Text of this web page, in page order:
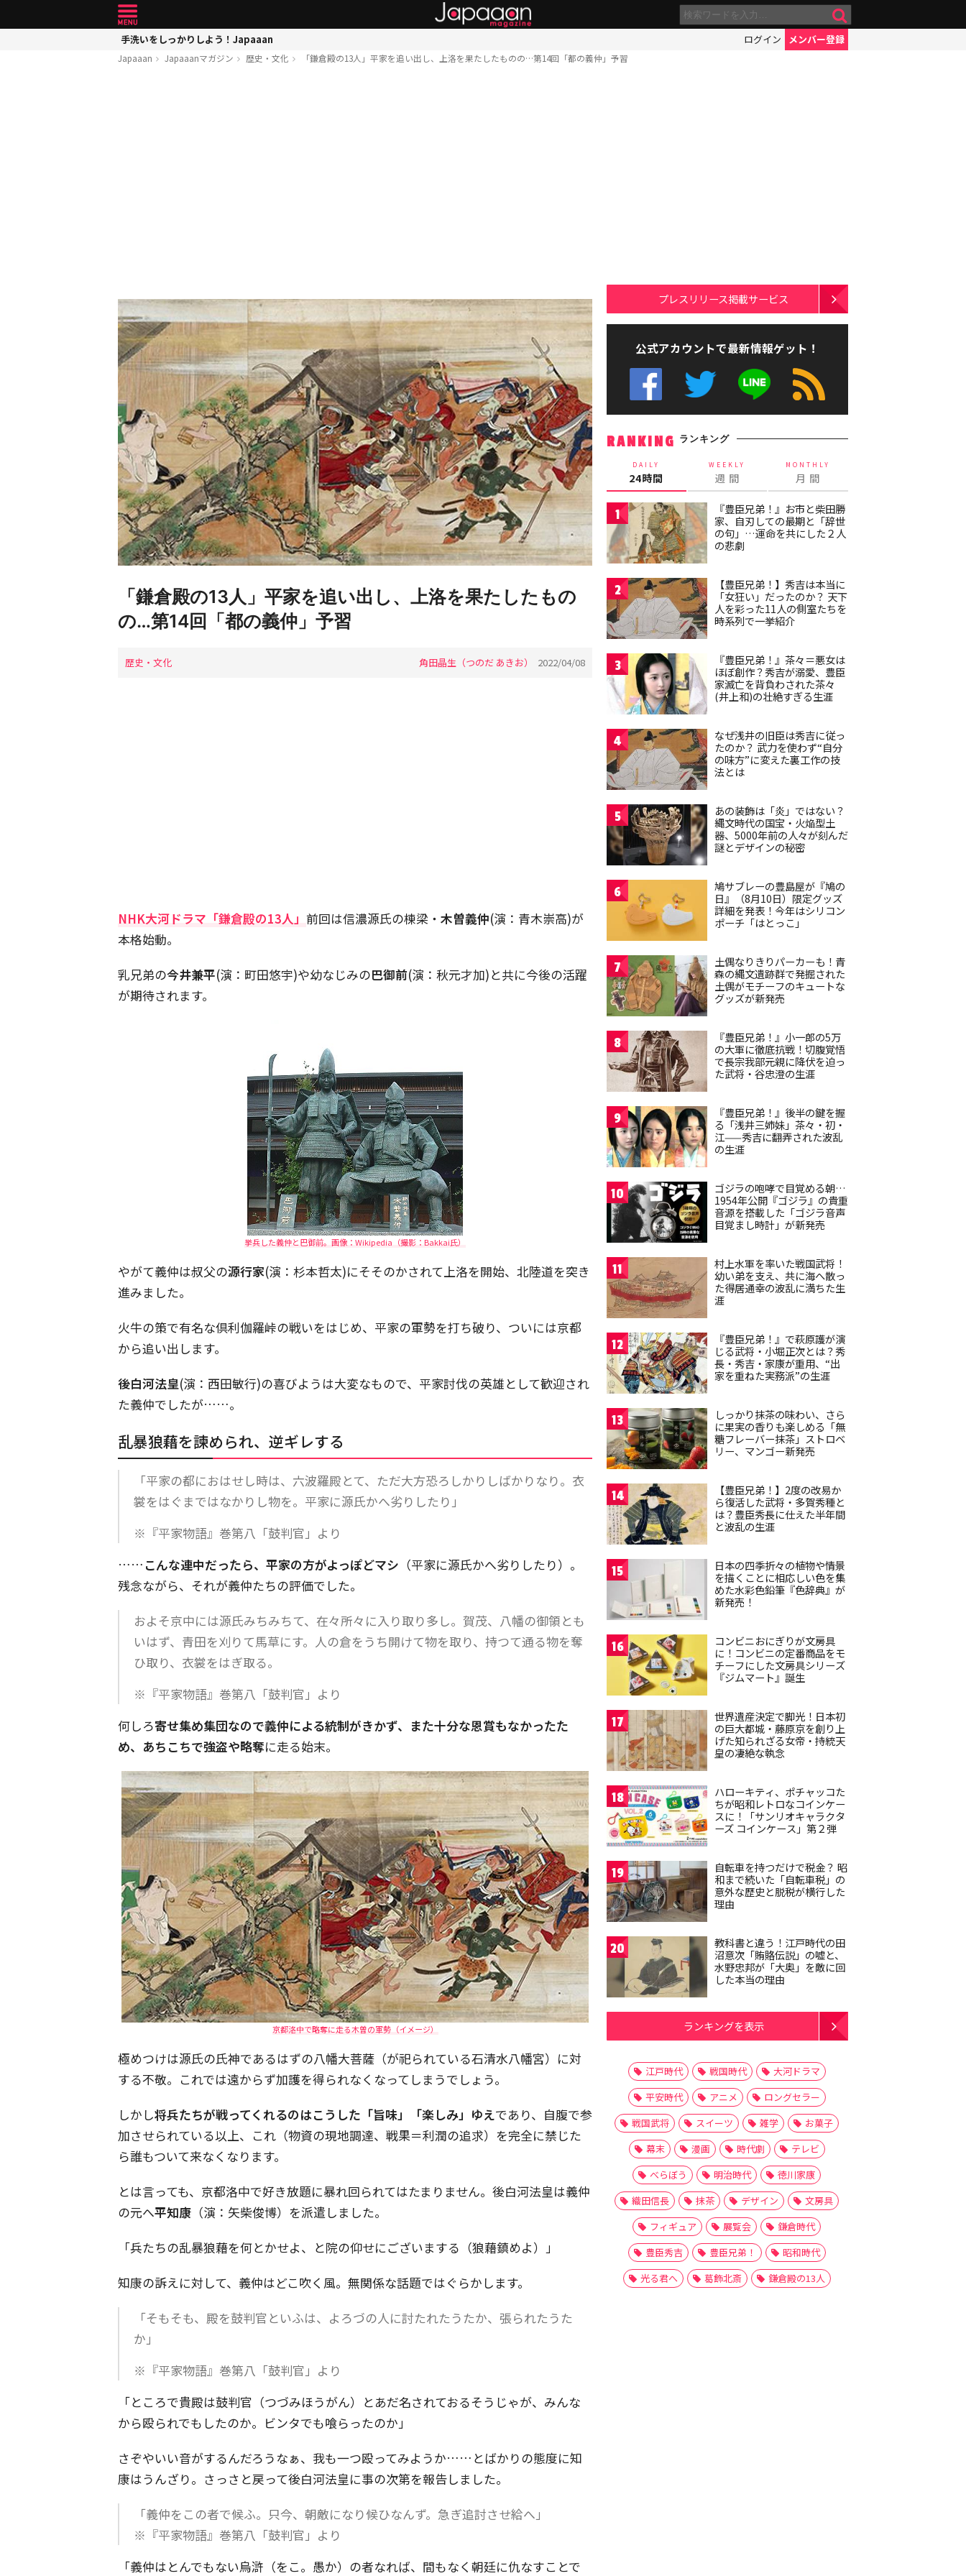
手洗いをしっかりしよう！Japaaan ログイン メンバー登録
Japaaan Japaaanマガジン 歴史・文化 「鎌倉殿の13人」平家を追い出し、上洛を果たしたものの…第14回「都の義仲」予習
「鎌倉殿の13人」平家を追い出し、上洛を果たしたもの
の…第14回「都の義仲」予習
歴史・文化 角田晶生（つのだ あきお） 2022/04/08
NHK大河ドラマ「鎌倉殿の13人」 前回は信濃源氏の棟梁・ 木曽義仲(演：青木崇高)が
本格始動。
乳兄弟の今井兼平(演：町田悠宇)や幼なじみの巴御前(演：秋元才加)と共に今後の活躍
が期待されます。
挙兵した義仲と巴御前。画像：Wikipedia（撮影：Bakkai氏）
やがて義仲は叔父の源行家(演：杉本哲太)にそそのかされて上洛を開始、北陸道を突き
進みました。
火牛の策で有名な倶利伽羅峠の戦いをはじめ、平家の軍勢を打ち破り、ついには京都
から追い出します。
後白河法皇(演：西田敏行)の喜びようは大変なもので、平家討伐の英雄として歓迎され
た義仲でしたが……。
乱暴狼藉を諫められ、逆ギレする
「平家の都におはせし時は、六波羅殿とて、ただ大方恐ろしかりしばかりなり。衣
裳をはぐまではなかりし物を。平家に源氏かへ劣りしたり」
※『平家物語』巻第八「鼓判官」より
…… こんな連中だったら、平家の方がよっぽどマシ （平家に源氏かへ劣りしたり）。
残念ながら、それが義仲たちの評価でした。
およそ京中には源氏みちみちて、在々所々に入り取り多し。賀茂、八幡の御領とも
いはず、青田を刈りて馬草にす。人の倉をうち開けて物を取り、持つて通る物を奪
ひ取り、衣裳をはぎ取る。
※『平家物語』巻第八「鼓判官」より
何しろ寄せ集め集団なので義仲による統制がきかず、また十分な恩賞もなかったた
め、あちこちで強盗や略奪に走る始末。
京都洛中で略奪に走る木曽の軍勢（イメージ）
極めつけは源氏の氏神であるはずの八幡大菩薩（が祀られている石清水八幡宮）に対
する不敬。これでは遠からず加護を得られなくなってしまうでしょう。
しかし将兵たちが戦ってくれるのはこうした「旨味」「楽しみ」ゆえであり、自腹で参
加させられている以上、これ（物資の現地調達、戦果＝利潤の追求）を完全に禁じた
ら誰もついて来なくなります。
とは言っても、京都洛中で好き放題に暴れ回られてはたまりません。後白河法皇は義仲
の元へ平知康 （演：矢柴俊博）を派遣しました。
「兵たちの乱暴狼藉を何とかせよ、と院の仰せにございまする（狼藉鎮めよ）」
知康の訴えに対して、義仲はどこ吹く風。無関係な話題ではぐらかします。
「そもそも、殿を鼓判官といふは、よろづの人に討たれたうたか、張られたうた
か」
※『平家物語』巻第八「鼓判官」より
「ところで貴殿は鼓判官（つづみほうがん）とあだ名されておるそうじゃが、みんな
から殴られでもしたのか。ビンタでも喰らったのか」
さぞやいい音がするんだろうなぁ、我も一つ殴ってみようか……とばかりの態度に知
康はうんざり。さっさと戻って後白河法皇に事の次第を報告しました。
「義仲をこの者で候ふ。只今、朝敵になり候ひなんず。急ぎ追討させ給へ」
※『平家物語』巻第八「鼓判官」より
「義仲はとんでもない烏滸（をこ。愚か）の者なれば、間もなく朝廷に仇なすことで
プレスリリース掲載サービス
公式アカウントで最新情報ゲット！
RANKING ランキング
DAILY
24時間
WEEKLY
週 間
MONTHLY
月 間
1
『豊臣兄弟！』お市と柴田勝
家、自刃しての最期と「辞世
の句」…運命を共にした２人
の悲劇
2
【豊臣兄弟！】秀吉は本当に
「女狂い」だったのか？ 天下
人を彩った11人の側室たちを
時系列で一挙紹介
3
『豊臣兄弟！』茶々＝悪女は
ほぼ創作？秀吉が溺愛、豊臣
家滅亡を背負わされた茶々
(井上和)の壮絶すぎる生涯
4
なぜ浅井の旧臣は秀吉に従っ
たのか？ 武力を使わず“自分
の味方”に変えた裏工作の技
法とは
5
あの装飾は「炎」ではない？
縄文時代の国宝・火焔型土
器、5000年前の人々が刻んだ
謎とデザインの秘密
6
鳩サブレーの豊島屋が『鳩の
日』（8月10日）限定グッズ
詳細を発表！今年はシリコン
ポーチ「はとっこ」
7
土偶なりきりパーカーも！青
森の縄文遺跡群で発掘された
土偶がモチーフのキュートな
グッズが新発売
8
『豊臣兄弟！』小一郎の5万
の大軍に徹底抗戦！切腹覚悟
で長宗我部元親に降伏を迫っ
た武将・谷忠澄の生涯
9
『豊臣兄弟！』後半の鍵を握
る「浅井三姉妹」茶々・初・
江——秀吉に翻弄された波乱
の生涯
10
ゴジラの咆哮で目覚める朝…
1954年公開『ゴジラ』の貴重
音源を搭載した「ゴジラ音声
目覚まし時計」が新発売
11
村上水軍を率いた戦国武将！
幼い弟を支え、共に海へ散っ
た得居通幸の波乱に満ちた生
涯
12
『豊臣兄弟！』で萩原護が演
じる武将・小堀正次とは？秀
長・秀吉・家康が重用、“出
家を重ねた実務派”の生涯
13
しっかり抹茶の味わい、さら
に果実の香りも楽しめる「無
糖フレーバー抹茶」ストロベ
リー、マンゴー新発売
14
【豊臣兄弟！】2度の改易か
ら復活した武将・多賀秀種と
は？豊臣秀長に仕えた半年間
と波乱の生涯
15
日本の四季折々の植物や情景
を描くことに相応しい色を集
めた水彩色鉛筆『色辞典』が
新発売！
16
コンビニおにぎりが文房具
に！コンビニの定番商品をモ
チーフにした文房具シリーズ
『ジムマート』誕生
17
世界遺産決定で脚光！日本初
の巨大都城・藤原京を創り上
げた知られざる女帝・持統天
皇の凄絶な執念
18
ハローキティ、ポチャッコた
ちが昭和レトロなコインケー
スに！「サンリオキャラクタ
ーズ コインケース」第２弾
19
自転車を持つだけで税金？ 昭
和まで続いた「自転車税」の
意外な歴史と脱税が横行した
理由
20
教科書と違う！江戸時代の田
沼意次「賄賂伝説」の嘘と、
水野忠邦が「大奥」を敵に回
した本当の理由
ランキングを表示
江戸時代 戦国時代
大河ドラマ
平安時代
アニメ
ロングセラー
戦国武将
スイーツ 雑学
お菓子
幕末
漫画 時代劇
テレビ
べらぼう
明治時代
徳川家康
織田信長
抹茶 デザイン
文房具
フィギュア
展覧会
鎌倉時代
豊臣秀吉
豊臣兄弟！
昭和時代
光る君へ
葛飾北斎 鎌倉殿の13人